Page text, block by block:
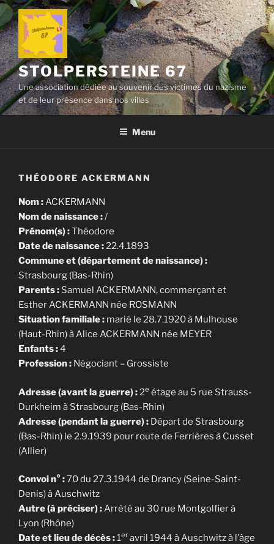
Aller
au
contenu
principal
STOLPERSTEINE 67
Une association dédiée au souvenir des victimes du nazisme
et de leur présence dans nos villes
Menu
THÉODORE ACKERMANN
Nom :ACKERMANN
Nom de naissance :/
Prénom(s) :Théodore
Date de naissance :22.4.1893
Commune et (département de naissance) :
Strasbourg (Bas-Rhin)
Parents : Samuel ACKERMANN, commerçant et
Esther ACKERMANN née ROSMANN
Situation familiale : marié le 28.7.1920 à Mulhouse
(Haut-Rhin) à Alice ACKERMANN née MEYER
Enfants :4
Profession : Négociant – Grossiste
Adresse (avant la guerre) : 2e étage au 5 rue Strauss-
Durkheim à Strasbourg (Bas-Rhin)
Adresse (pendant la guerre) : Départ de Strasbourg
(Bas-Rhin) le 2.9.1939 pour route de Ferrières à Cusset
(Allier)
Convoi n° :70 du 27.3.1944 de Drancy (Seine-Saint-
Denis) à Auschwitz
Autre (à préciser) :Arrêté au 30 rue Montgolfier à
Lyon (Rhône)
Date et lieu de décès :1er avril 1944 à Auschwitz à l’âge